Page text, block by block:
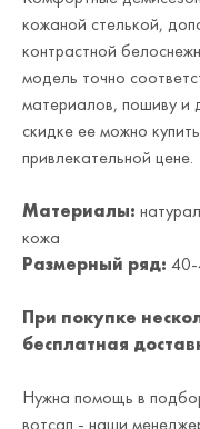
кожаной стелькой,
контрастной
модель точно
материалов, пошиву и
скидке ее можно
привлекательной цене.
Материалы:
кожа
Размерный ряд:
При покупке
бесплатная
Нужна помощь в
вотсап - наши